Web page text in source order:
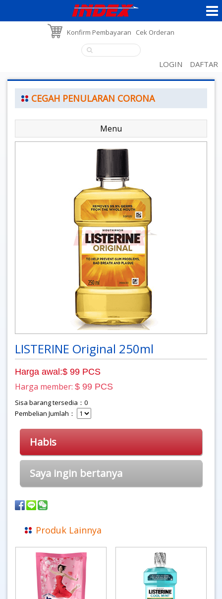
Konfirm Pembayaran Cek Orderan
LOGIN DAFTAR
CEGAH PENULARAN CORONA
Menu
LISTERINE Original 250ml
Harga awal:$ 99 PCS
Harga member: $ 99 PCS
Sisa barang tersedia：0
Pembelian Jumlah：
Habis
Saya ingin bertanya
Produk Lainnya